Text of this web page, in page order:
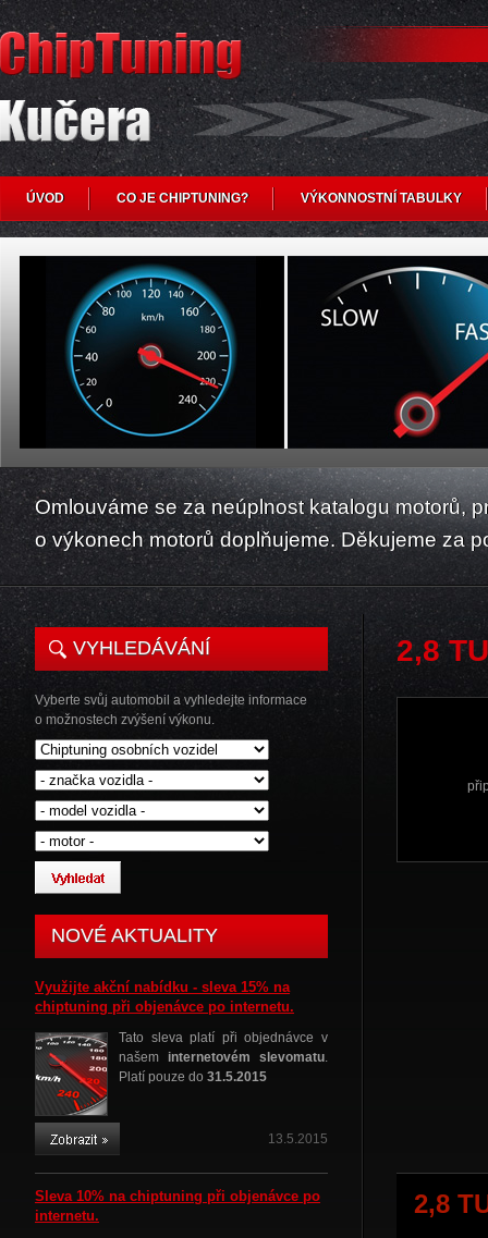
ÚVOD CO JE CHIPTUNING? VÝKONNOSTNÍ TABULKY
Omlouváme se za neúplnost katalogu motorů,
o výkonech motorů doplňujeme. Děkujeme za
VYHLEDÁVÁNÍ
Vyberte svůj automobil a vyhledejte informace
o možnostech zvýšení výkonu.
NOVÉ AKTUALITY
Využijte akční nabídku - sleva 15% na
chiptuning při objenávce po internetu.
Tato sleva platí při objednávce v
našem internetovém slevomatu.
Platí pouze do 31.5.2015
13.5.2015
Sleva 10% na chiptuning při objenávce po
internetu.
2,8
2,8